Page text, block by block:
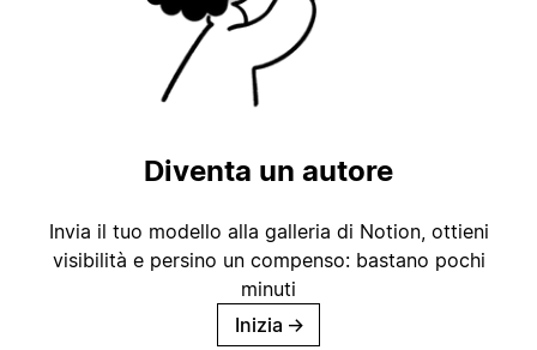
Diventa un autore
Invia il tuo modello alla galleria di Notion, ottieni
visibilità e persino un compenso: bastano pochi
minuti
Inizia →